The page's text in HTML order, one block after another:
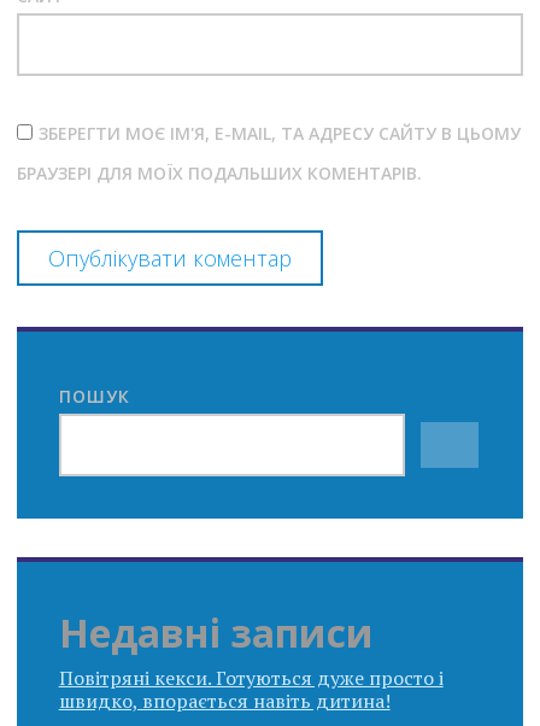
ЗБЕРЕГТИ МОЄ ІМ'Я, E-MAIL, ТА АДРЕСУ САЙТУ В ЦЬОМУ
БРАУЗЕРІ ДЛЯ МОЇХ ПОДАЛЬШИХ КОМЕНТАРІВ.
ПОШУК
Недавні записи
Повітряні кекси. Готуються дуже просто і
швидко, впорається навіть дитина!